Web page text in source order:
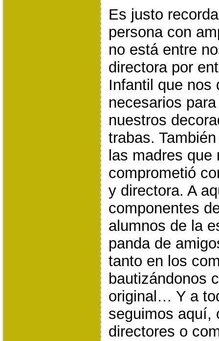
Es justo
persona con
no está entre
directora por
Infantil que nos
necesarios
nuestros
trabas.
las madres
comprometió
y directora. A
componentes
alumnos de la
panda de
tanto en los
bautizándonos
original… Y a
seguimos aquí,
directores o